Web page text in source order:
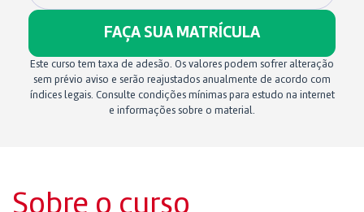
Sobre o curso
FAÇA SUA MATRÍCULA
Este curso tem taxa de adesão. Os valores podem sofrer alteração
sem prévio aviso e serão reajustados anualmente de acordo com
índices legais. Consulte condições mínimas para estudo na internet
e informações sobre o material.